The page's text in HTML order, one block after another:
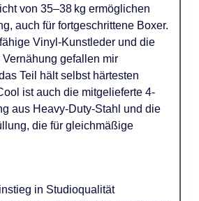
von 35–38 kg ermöglichen
auch für fortgeschrittene Boxer.
Vinyl-Kunstleder und die
gefallen mir
Teil hält selbst härtesten
ist auch die mitgelieferte 4-
aus Heavy-Duty-Stahl und die
die für gleichmäßige
in Studioqualität